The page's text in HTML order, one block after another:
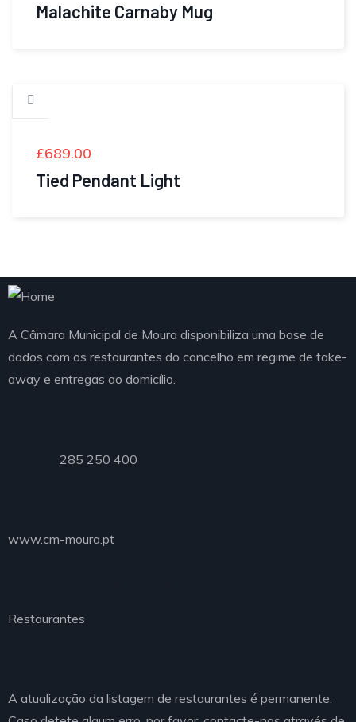
Malachite Carnaby Mug
£689.00
Tied Pendant Light
A Câmara Municipal de Moura disponibiliza uma base de
dados com os restaurantes do concelho em regime de take-
away e entregas ao domicílio.
285 250 400
www.cm-moura.pt
Restaurantes
A atualização da listagem de restaurantes é permanente.